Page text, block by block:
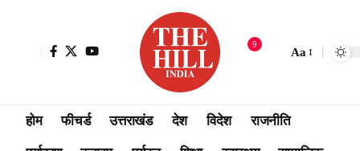
9
Aa
होम फीचर्ड उत्तराखंड देश विदेश राजनीति